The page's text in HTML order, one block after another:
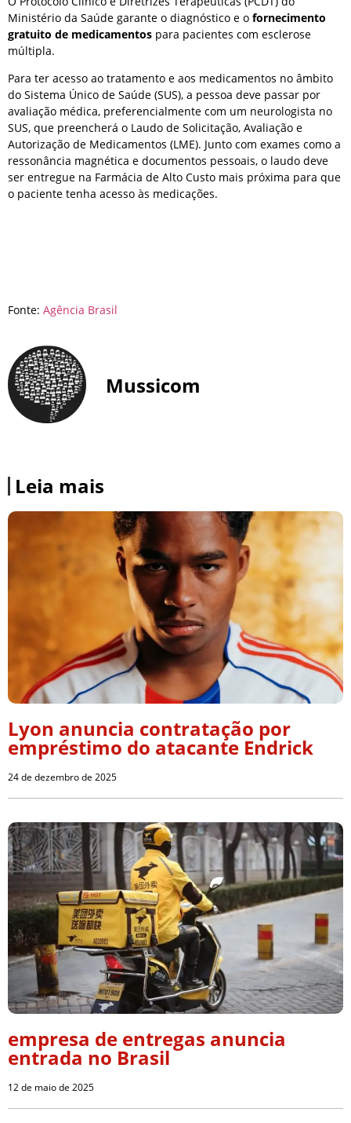
Ministério da Saúde garante o diagnóstico e o fornecimento
gratuito de medicamentos para pacientes com esclerose
múltipla.
Para ter acesso ao tratamento e aos medicamentos no âmbito
do Sistema Único de Saúde (SUS), a pessoa deve passar por
avaliação médica, preferencialmente com um neurologista no
SUS, que preencherá o Laudo de Solicitação, Avaliação e
Autorização de Medicamentos (LME). Junto com exames como a
ressonância magnética e documentos pessoais, o laudo deve
ser entregue na Farmácia de Alto Custo mais próxima para que
o paciente tenha acesso às medicações.
Fonte: Agência Brasil
Mussicom
Leia mais
Lyon anuncia contratação por
empréstimo do atacante Endrick
24 de dezembro de 2025
empresa de entregas anuncia
entrada no Brasil
12 de maio de 2025